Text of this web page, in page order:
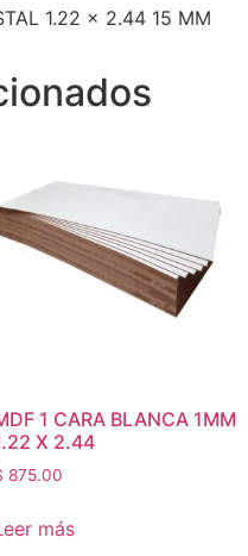
1.22 x 2.44 15 MM
1 CARA BLANCA 1MM
X 2.44
875.00
más